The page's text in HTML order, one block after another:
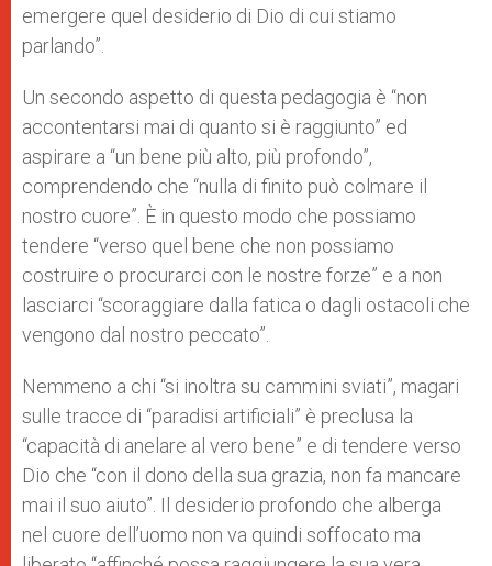
emergere quel desiderio di Dio di cui stiamo
parlando”.
Un secondo aspetto di questa pedagogia è “non
accontentarsi mai di quanto si è raggiunto” ed
aspirare a “un bene più alto, più profondo”,
comprendendo che “nulla di finito può colmare il
nostro cuore”. È in questo modo che possiamo
tendere “verso quel bene che non possiamo
costruire o procurarci con le nostre forze” e a non
lasciarci “scoraggiare dalla fatica o dagli ostacoli che
vengono dal nostro peccato”.
Nemmeno a chi “si inoltra su cammini sviati”, magari
sulle tracce di “paradisi artificiali” è preclusa la
“capacità di anelare al vero bene” e di tendere verso
Dio che “con il dono della sua grazia, non fa mancare
mai il suo aiuto”. Il desiderio profondo che alberga
nel cuore dell’uomo non va quindi soffocato ma